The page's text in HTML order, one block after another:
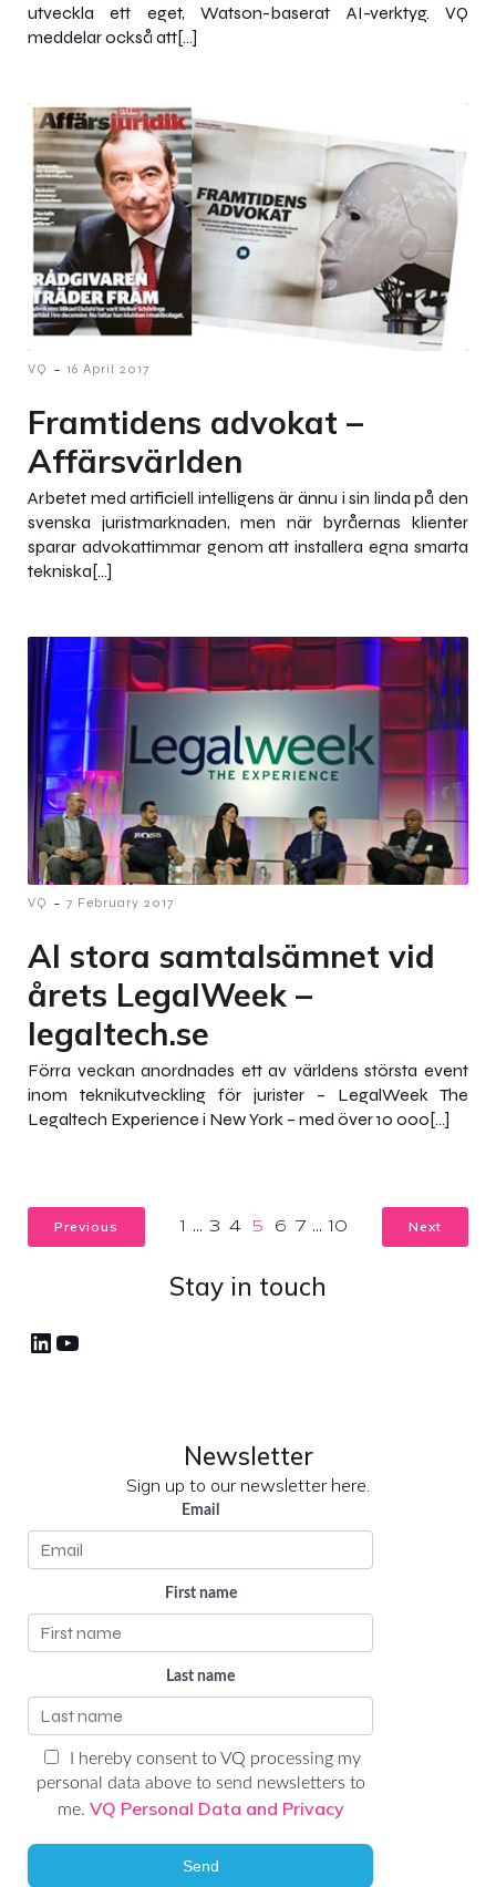
utveckla ett eget, Watson-baserat AI-verktyg. VQ
meddelar också att[…]
VQ - 16 April 2017
Framtidens advokat –
Affärsvärlden
Arbetet med artificiell intelligens är ännu i sin linda på den
svenska juristmarknaden, men när byråernas klienter
sparar advokattimmar genom att installera egna smarta
tekniska[…]
VQ - 7 February 2017
AI stora samtalsämnet vid
årets LegalWeek –
legaltech.se
Förra veckan anordnades ett av världens största event
inom teknikutveckling för jurister – LegalWeek The
Legaltech Experience i New York – med över 10 000[…]
Previous 1 … 3 4 5 6 7 … 10 Next
Stay in touch
LinkedIn
YouTube
Newsletter
Sign up to our newsletter here.
Email
First name
Last name
I hereby consent to VQ processing my
personal data above to send newsletters to
me. VQ Personal Data and Privacy
Send